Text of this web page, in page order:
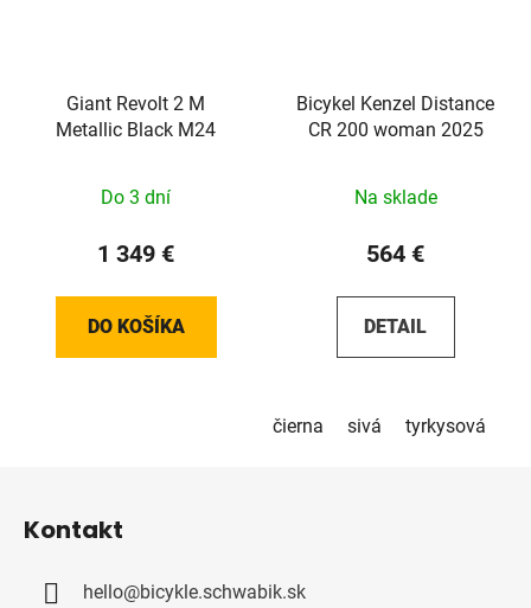
Giant Revolt 2 M
Metallic Black M24
Do 3 dní
1 349 €
DO KOŠÍKA
Bicykel Kenzel Distance
CR 200 woman 2025
Na sklade
564 €
DETAIL
čierna sivá tyrkysová
Kontakt
hello@bicykle.schwabik.sk